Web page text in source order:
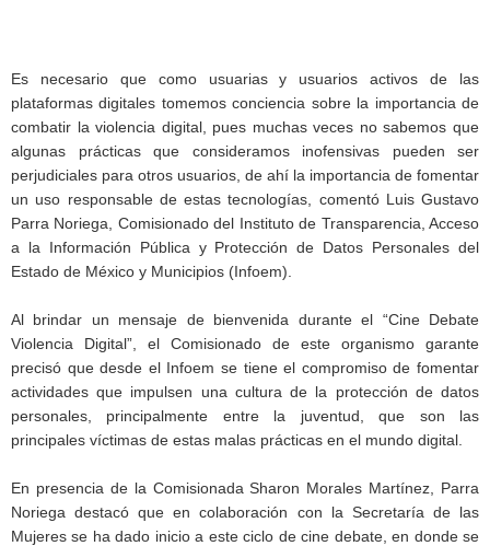
Es necesario que como usuarias y usuarios activos de las
plataformas digitales tomemos conciencia sobre la importancia de
combatir la violencia digital, pues muchas veces no sabemos que
algunas prácticas que consideramos inofensivas pueden ser
perjudiciales para otros usuarios, de ahí la importancia de fomentar
un uso responsable de estas tecnologías, comentó Luis Gustavo
Parra Noriega, Comisionado del Instituto de Transparencia, Acceso
a la Información Pública y Protección de Datos Personales del
Estado de México y Municipios (Infoem).
Al brindar un mensaje de bienvenida durante el “Cine Debate
Violencia Digital”, el Comisionado de este organismo garante
precisó que desde el Infoem se tiene el compromiso de fomentar
actividades que impulsen una cultura de la protección de datos
personales, principalmente entre la juventud, que son las
principales víctimas de estas malas prácticas en el mundo digital.
En presencia de la Comisionada Sharon Morales Martínez, Parra
Noriega destacó que en colaboración con la Secretaría de las
Mujeres se ha dado inicio a este ciclo de cine debate, en donde se